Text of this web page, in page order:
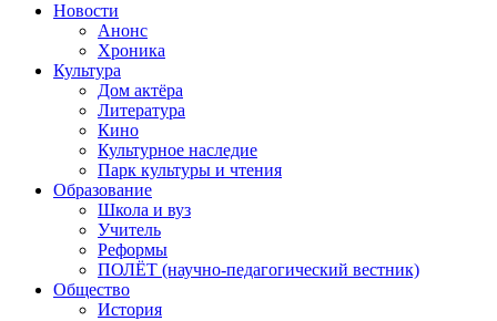
Новости
Анонс
Хроника
Культура
Дом актёра
Литература
Кино
Культурное наследие
Парк культуры и чтения
Образование
Школа и вуз
Учитель
Реформы
ПОЛЁТ (научно-педагогический вестник)
Общество
История